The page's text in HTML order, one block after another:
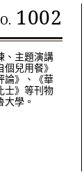
1002
、主題演講
兒用餐》
論》、《華
士》等刊物
學。